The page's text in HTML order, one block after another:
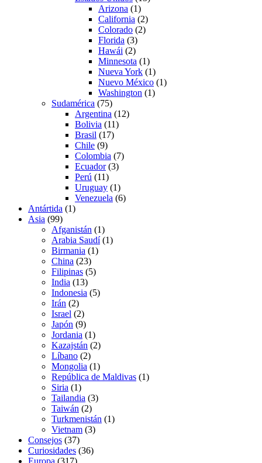
Arizona (1)
California (2)
Colorado (2)
Florida (3)
Hawái (2)
Minnesota (1)
Nueva York (1)
Nuevo México (1)
Washington (1)
Sudamérica (75)
Argentina (12)
Bolivia (11)
Brasil (17)
Chile (9)
Colombia (7)
Ecuador(3)
Perú (11)
Uruguay (1)
Venezuela (6)
Antártida (1)
Asia (99)
Afganistán (1)
Arabia Saudí(1)
Birmania (1)
China (23)
Filipinas (5)
India (13)
Indonesia (5)
Irán (2)
Israel (2)
Japón (9)
Jordania (1)
Kazajstán (2)
Líbano (2)
Mongolia (1)
República de Maldivas (1)
Siria (1)
Tailandia (3)
Taiwán (2)
Turkmenistán (1)
Vietnam (3)
Consejos (37)
Curiosidades (36)
Europa (317)